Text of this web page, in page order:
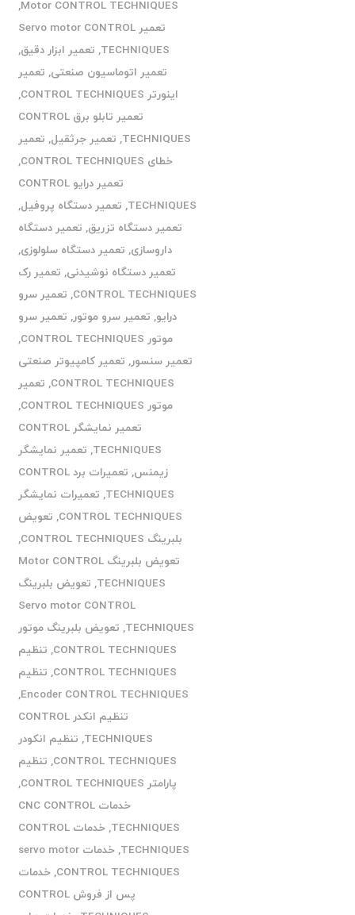
Motor CONTROL TECHNIQUES
,
تعمیر Servo motor CONTROL
TECHNIQUES
, تعمیر ابزار دقیق,
تعمیر اتوماسیون صنعتی, تعمیر
اینورتر CONTROL TECHNIQUES
,
تعمیر تابلو برق CONTROL
TECHNIQUES
, تعمیر جرثقیل, تعمیر
خطای CONTROL TECHNIQUES
,
تعمیر درایو CONTROL
TECHNIQUES
, تعمیر دستگاه پروفیل,
تعمیر دستگاه تزریق, تعمیر دستگاه
داروسازی, تعمیر دستگاه سلولوزی,
تعمیر دستگاه نوشیدنی, تعمیر رک
CONTROL TECHNIQUES
, تعمیر سرو
درایو, تعمیر سرو موتور, تعمیر سرو
موتور CONTROL TECHNIQUES
,
تعمیر سنسور, تعمیر کامپیوتر صنعتی
CONTROL TECHNIQUES
, تعمیر
موتور CONTROL TECHNIQUES
,
تعمیر نمایشگر CONTROL
TECHNIQUES
, تعمیر نمایشگر
زیمنس,
تعمیرات برد CONTROL
TECHNIQUES
, تعمیرات نمایشگر
CONTROL TECHNIQUES
, تعویض
بلبرینگ CONTROL TECHNIQUES
,
تعویض بلبرینگ Motor CONTROL
TECHNIQUES
, تعویض بلبرینگ
Servo motor CONTROL
TECHNIQUES
, تعویض بلبرینگ موتور
CONTROL TECHNIQUES
, تنظیم
CONTROL TECHNIQUES
, تنظیم
Encoder CONTROL TECHNIQUES
,
تنظیم انکدر CONTROL
TECHNIQUES
, تنظیم انکودر
CONTROL TECHNIQUES
, تنظیم
پارامتر CONTROL TECHNIQUES
,
خدمات CNC CONTROL
TECHNIQUES
,
خدمات CONTROL
TECHNIQUES
,
خدمات servo motor
CONTROL TECHNIQUES
,خدمات
پس از فروش CONTROL